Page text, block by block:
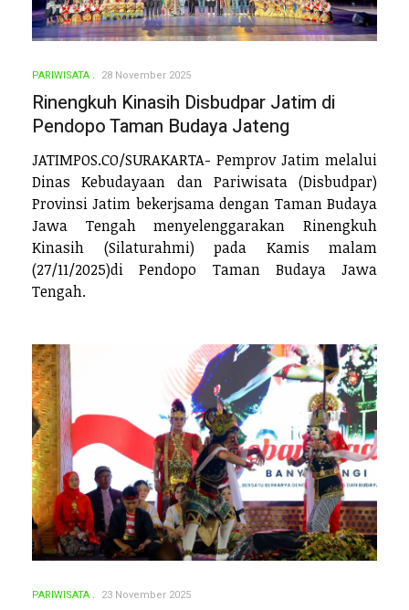
PARIWISATA 28 November 2025
Rinengkuh Kinasih Disbudpar Jatim di
Pendopo Taman Budaya Jateng
JATIMPOS.CO/SURAKARTA- Pemprov Jatim melalui
Dinas Kebudayaan dan Pariwisata (Disbudpar)
Provinsi Jatim bekerjsama dengan Taman Budaya
Jawa Tengah menyelenggarakan Rinengkuh
Kinasih (Silaturahmi) pada Kamis malam
(27/11/2025)di Pendopo Taman Budaya Jawa
Tengah.
PARIWISATA 23 November 2025